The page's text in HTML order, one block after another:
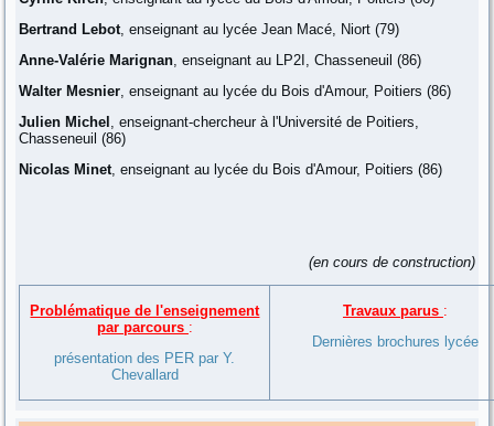
Bertrand Lebot , enseignant au lycée Jean Macé, Niort (79)
Anne-Valérie Marignan , enseignant au LP2I, Chasseneuil (86)
Walter Mesnier , enseignant au lycée du Bois d'Amour, Poitiers (86)
Julien Michel , enseignant-chercheur à l'Université de Poitiers,
Chasseneuil (86)
Nicolas Minet , enseignant au lycée du Bois d'Amour, Poitiers (86)
(en cours de construction)
Problématique de l'enseignement
par parcours :
présentation des PER par Y.
Chevallard
Travaux parus :
Dernières brochures lycée